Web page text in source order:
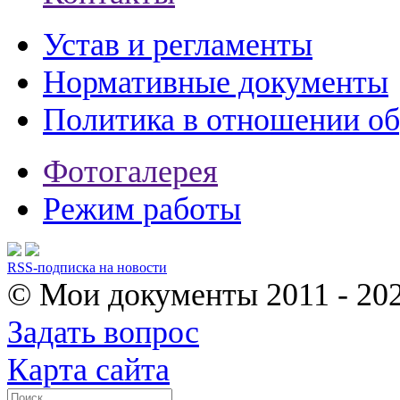
Устав и регламенты
Нормативные документы
Политика в отношении
Фотогалерея
Режим работы
RSS-подписка на новости
© Мои документы 2011 -
Задать вопрос
Карта сайта